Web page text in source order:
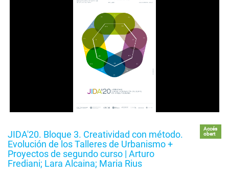
JIDA'20. Bloque 3. Creatividad con método.
Evolución de los Talleres de Urbanismo +
Proyectos de segundo curso | Arturo
Frediani; Lara Alcaina; Maria Rius
Accés
obert